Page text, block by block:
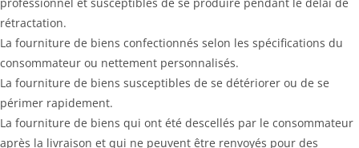
rétractation.
La fourniture de biens confectionnés selon les spécifications du
consommateur ou nettement personnalisés.
La fourniture de biens susceptibles de se détériorer ou de se
périmer rapidement.
La fourniture de biens qui ont été descellés par le consommateur
après la livraison et qui ne peuvent être renvoyés pour des